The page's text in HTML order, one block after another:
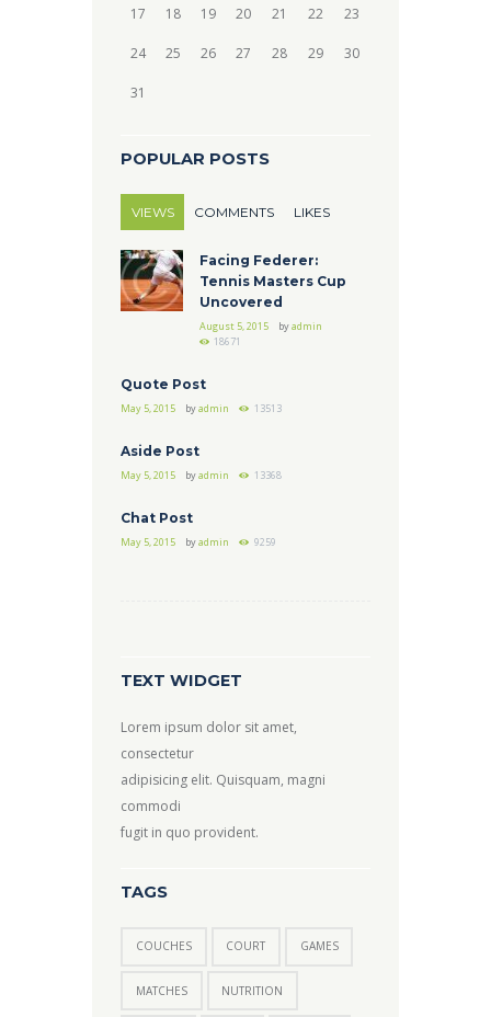
17 18 19 20 21 22 23
24 25 26 27 28 29 30
31
POPULAR POSTS
VIEWS COMMENTS LIKES
Facing Federer:
Tennis Masters Cup
Uncovered
August 5, 2015 byadmin
18671
Quote Post
May 5, 2015 byadmin 13513
Aside Post
May 5, 2015 byadmin 13368
Chat Post
May 5, 2015 byadmin 9259
TEXT WIDGET
Lorem ipsum dolor sit amet,
consectetur
adipisicing elit. Quisquam, magni
commodi
fugit in quo provident.
TAGS
COUCHES COURT GAMES
MATCHES NUTRITION